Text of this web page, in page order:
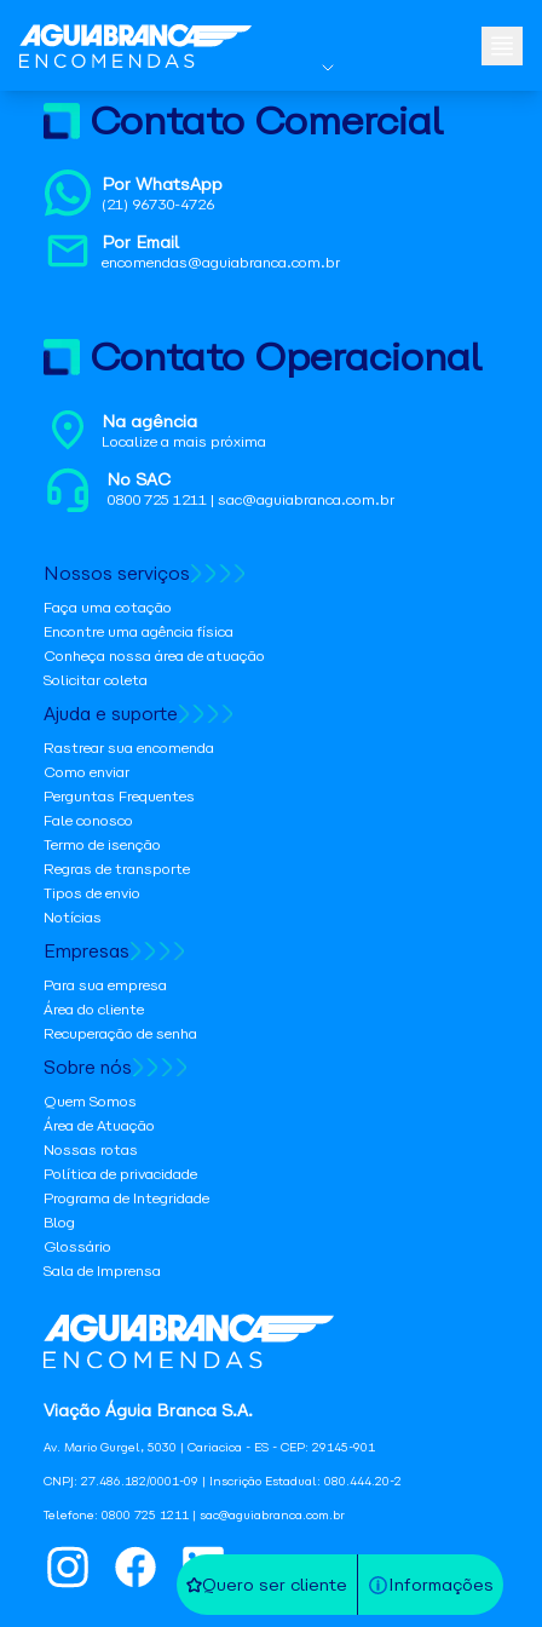
Quero ser cliente Informações
Viação Águia Branca S.A.
Av. Mario Gurgel, 5030 | Cariacica - ES - CEP: 29145-901
CNPJ: 27.486.182/0001-09 | Inscrição Estadual: 080.444.20-2
Telefone: 0800 725 1211 | sac@aguiabranca.com.br
Contato Comercial
Por WhatsApp
(21) 96730-4726
Por Email
encomendas@aguiabranca.com.br
Contato Operacional
Na agência
Localize a mais próxima
No SAC
0800 725 1211 | sac@aguiabranca.com.br
Nossos serviços
Faça uma cotação
Encontre uma agência física
Conheça nossa área de atuação
Solicitar coleta
Ajuda e suporte
Rastrear sua encomenda
Como enviar
Perguntas Frequentes
Fale conosco
Termo de isenção
Regras de transporte
Tipos de envio
Notícias
Empresas
Para sua empresa
Área do cliente
Recuperação de senha
Sobre nós
Quem Somos
Área de Atuação
Nossas rotas
Política de privacidade
Programa de Integridade
Blog
Glossário
Sala de Imprensa